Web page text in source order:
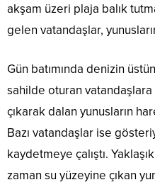
akşam üzeri plaja balık
gelen vatandaşlar,
Gün batımında denizin
sahilde oturan
çıkarak dalan yunusların
Bazı vatandaşlar ise
kaydetmeye çalıştı.
zaman su yüzeyine çıkan